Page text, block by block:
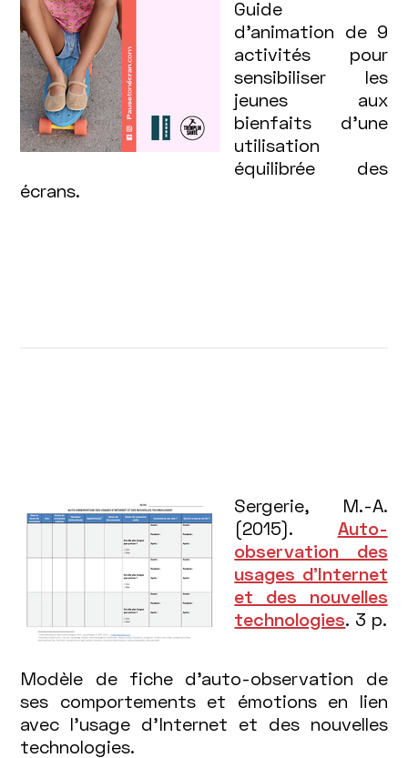
Guide
d’animation de 9
activités pour
sensibiliser les
jeunes aux
bienfaits d’une
utilisation
équilibrée des
écrans.
Sergerie, M.-A.
(2015). Auto-
observation des
usages d’Internet
et des nouvelles
technologies. 3 p.
Modèle de fiche d’auto-observation de
ses comportements et émotions en lien
avec l’usage d’Internet et des nouvelles
technologies.